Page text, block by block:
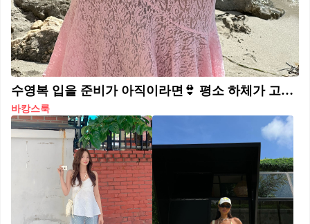
수영복 입을 준비가 아직이라면👙 평소 하체가 고민인 분들🤔수영복 커버업 이렇게 따라해 보세요 1. 레이스 스커트 하체 커버업 뿐만 아니라 로맨틱 무드까지 더해주는 레이스 스커트. 살짝 비치는 실루엣으로 감성 있는 바캉스룩을 완성할 수 있습니다. 2. 린넨 팬츠 살짝 비치는 것도 부담스럽다면 린넨 팬츠는 어떠세요? 활동하기에도 편하고 물놀이 후 입어도 금방 마르기 때문에 바캉스 아이템으로 제격이죠. 3. 밴딩 쇼츠 보다 경쾌한 스타일링이 가능한 밴딩 쇼츠도 하체 커버업 아이템으로 훌륭합니다. 귀여운 바캉스 룩을 원한다면 밴딩 쇼츠 추천 드려요. 4. 니트 팬츠 여름에 니트가 웬 말이냐 할 수 있지만 오히려 바캉스 룩에 찰떡인 니트 팬츠! 수영복과 비슷한 무드의 니트 팬츠를 매치하여 바캉스 룩을 완성해 보세요.
바캉스룩